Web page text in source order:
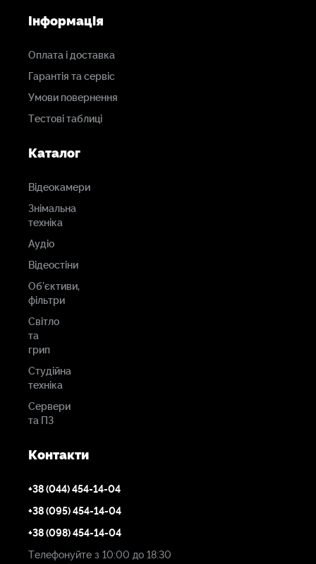
Інформація
Оплата і доставка
Гарантія та сервіс
Умови повернення
Тестові таблиці
Каталог
Відеокамери
Знімальна
техніка
Аудіо
Відеостіни
Об'єктиви,
фільтри
Світло
та
грип
Студійна
техніка
Сервери
та ПЗ
Контакти
+38 (044) 454-14-04
+38 (095) 454-14-04
+38 (098) 454-14-04
Телефонуйте з 10:00 до 18:30